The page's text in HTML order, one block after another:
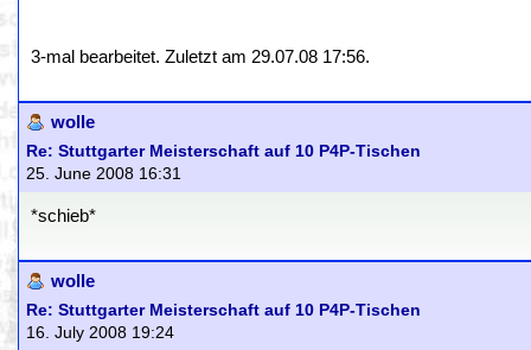
3-mal bearbeitet. Zuletzt am 29.07.08 17:56.
wolle
Re: Stuttgarter Meisterschaft auf 10 P4P-Tischen
25. June 2008 16:31
*schieb*
wolle
Re: Stuttgarter Meisterschaft auf 10 P4P-Tischen
16. July 2008 19:24